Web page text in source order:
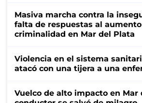
Masiva marcha contra la
falta de respuestas al
criminalidad en Mar del Plata
Violencia en el sistema
atacó con una tijera a una
Vuelco de alto impacto en Mar